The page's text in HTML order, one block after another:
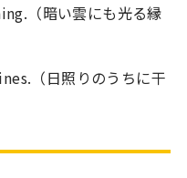
（暗い雲にも光る縁
（日照りのうちに干